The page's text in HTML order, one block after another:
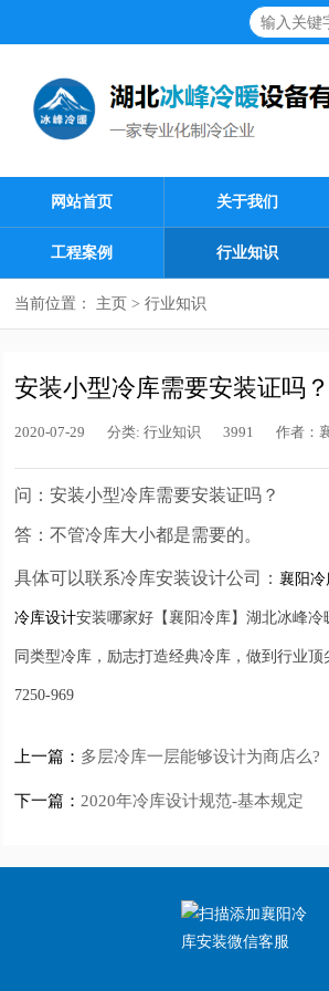
网站首页 关于我们
工程案例 行业知识
当前位置： 主页 > 行业知识
安装小型冷库需要安装证吗？
2020-07-29 分类: 行业知识 3991 作者：
问：安装小型冷库需要安装证吗？
答：不管冷库大小都是需要的。
具体可以联系冷库安装设计公司： 襄阳冷
冷库设计安装哪家好【襄阳冷库】湖北冰峰冷
同类型冷库，励志打造经典冷库，做到行业顶
7250-969
上一篇： 多层冷库一层能够设计为商店么?
下一篇： 2020年冷库设计规范-基本规定